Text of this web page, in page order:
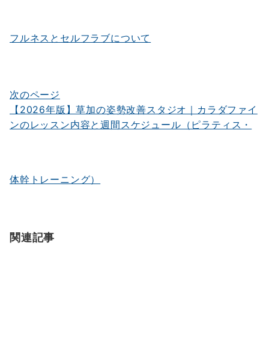
ビ
シ
ョ
ン
フルネスとセルフラブについて
次のページ
【2026年版】草加の姿勢改善スタジオ｜カラダファイ
ンのレッスン内容と週間スケジュール（ピラティス・
体幹トレーニング）
関連記事